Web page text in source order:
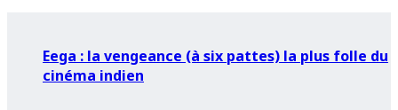
Eega : la vengeance (à six pattes) la plus folle du
cinéma indien